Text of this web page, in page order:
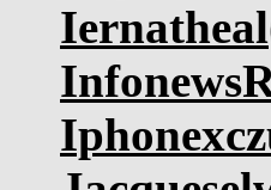
Iernatheal